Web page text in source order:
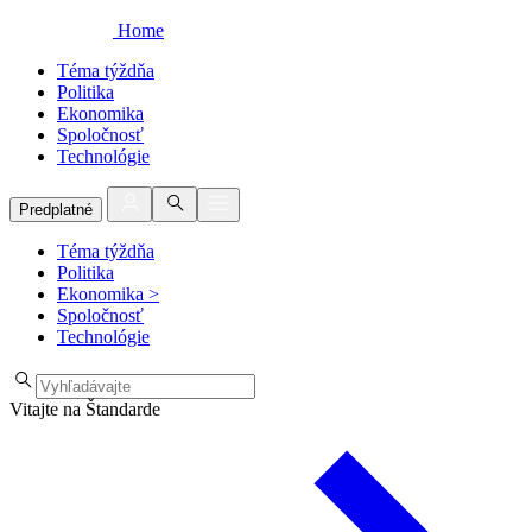
Home
Téma týždňa
Politika
Ekonomika
Spoločnosť
Technológie
Predplatné
Téma týždňa
Politika
Ekonomika >
Spoločnosť
Technológie
Vitajte na Štandarde